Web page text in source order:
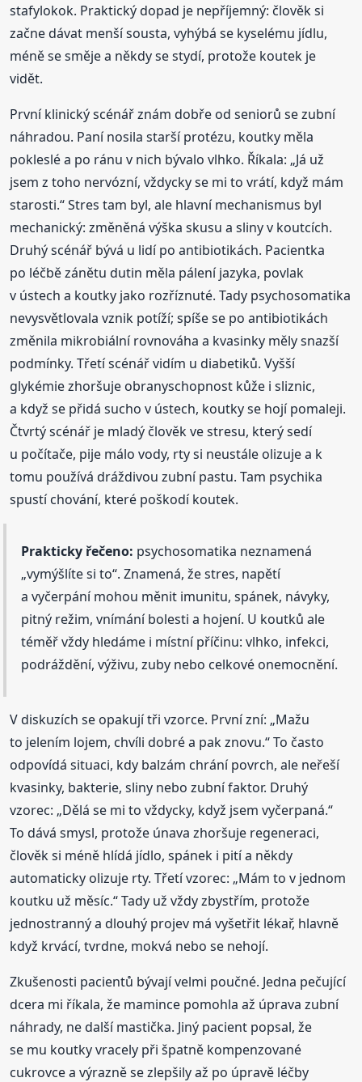
stafylokok. Praktický dopad je nepříjemný: člověk si
začne dávat menší sousta, vyhýbá se kyselému jídlu,
méně se směje a někdy se stydí, protože koutek je
vidět.
První klinický scénář znám dobře od seniorů se zubní
náhradou. Paní nosila starší protézu, koutky měla
pokleslé a po ránu v nich bývalo vlhko. Říkala: „Já už
jsem z toho nervózní, vždycky se mi to vrátí, když mám
starosti.“ Stres tam byl, ale hlavní mechanismus byl
mechanický: změněná výška skusu a sliny v koutcích.
Druhý scénář bývá u lidí po antibiotikách. Pacientka
po léčbě zánětu dutin měla pálení jazyka, povlak
v ústech a koutky jako rozříznuté. Tady psychosomatika
nevysvětlovala vznik potíží; spíše se po antibiotikách
změnila mikrobiální rovnováha a kvasinky měly snazší
podmínky. Třetí scénář vidím u diabetiků. Vyšší
glykémie zhoršuje obranyschopnost kůže i sliznic,
a když se přidá sucho v ústech, koutky se hojí pomaleji.
Čtvrtý scénář je mladý člověk ve stresu, který sedí
u počítače, pije málo vody, rty si neustále olizuje a k
tomu používá dráždivou zubní pastu. Tam psychika
spustí chování, které poškodí koutek.
Prakticky řečeno: psychosomatika neznamená
„vymýšlíte si to“. Znamená, že stres, napětí
a vyčerpání mohou měnit imunitu, spánek, návyky,
pitný režim, vnímání bolesti a hojení. U koutků ale
téměř vždy hledáme i místní příčinu: vlhko, infekci,
podráždění, výživu, zuby nebo celkové onemocnění.
V diskuzích se opakují tři vzorce. První zní: „Mažu
to jelením lojem, chvíli dobré a pak znovu.“ To často
odpovídá situaci, kdy balzám chrání povrch, ale neřeší
kvasinky, bakterie, sliny nebo zubní faktor. Druhý
vzorec: „Dělá se mi to vždycky, když jsem vyčerpaná.“
To dává smysl, protože únava zhoršuje regeneraci,
člověk si méně hlídá jídlo, spánek i pití a někdy
automaticky olizuje rty. Třetí vzorec: „Mám to v jednom
koutku už měsíc.“ Tady už vždy zbystřím, protože
jednostranný a dlouhý projev má vyšetřit lékař, hlavně
když krvácí, tvrdne, mokvá nebo se nehojí.
Zkušenosti pacientů bývají velmi poučné. Jedna pečující
dcera mi říkala, že mamince pomohla až úprava zubní
náhrady, ne další mastička. Jiný pacient popsal, že
se mu koutky vracely při špatně kompenzované
cukrovce a výrazně se zlepšily až po úpravě léčby